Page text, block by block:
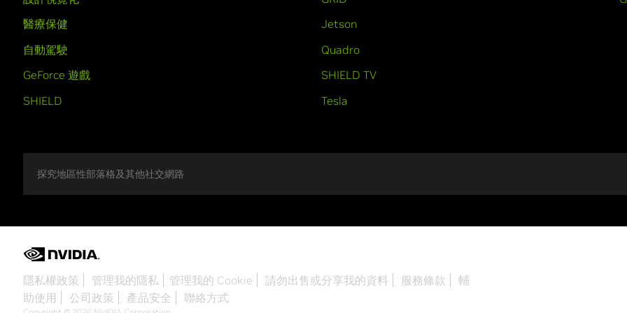
醫療保健
自動駕駛
GeForce 遊戲
SHIELD
Jetson
Quadro
SHIELD TV
Tesla
探究地區性部落格及其他社交網路
隱私權政策 管理我的隱私 管理我的 Cookie 請勿出售或分享我的資料 服務條款
輔
助使用
公司政策 產品安全 聯絡方式